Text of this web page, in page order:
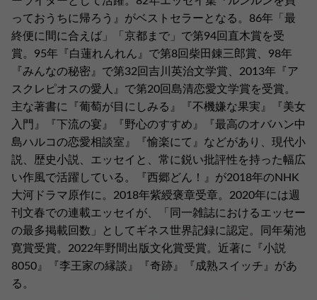
っておうちに帰ろう』がベストセラーとなる。86年「最
終便に間に合えば」「京都まで」で第94回直木賞を受
賞。95年『白蓮れんれん』で第8回柴田錬三郎賞、98年
『みんなの秘密』で第32回吉川英治文学賞、2013年『ア
スクレピオスの愛人』で第20回島清恋愛文学賞を受賞。
主な著書に『葡萄が目にしみる』『不機嫌な果実』『美女
入門』『下流の宴』『野心のすすめ』『最高のオバハン中
島ハルコの恋愛相談室』『愉楽にて』などがあり、現代小
説、歴史小説、エッセイと、常に鋭い批評性を持った幅広
い作風で活躍している。『西郷どん！』が2018年のNHK
大河ドラマ原作に。2018年紫綬褒章受章。2020年には週
刊文春での連載エッセイが、「同一雑誌におけるエッセー
の最多掲載回数」としてギネス世界記録に認定。同年菊池
寛賞受賞。2022年野間出版文化賞受賞。近著に『小説
8050』『李王家の縁談』『奇跡』『成熟スイッチ』があ
る。